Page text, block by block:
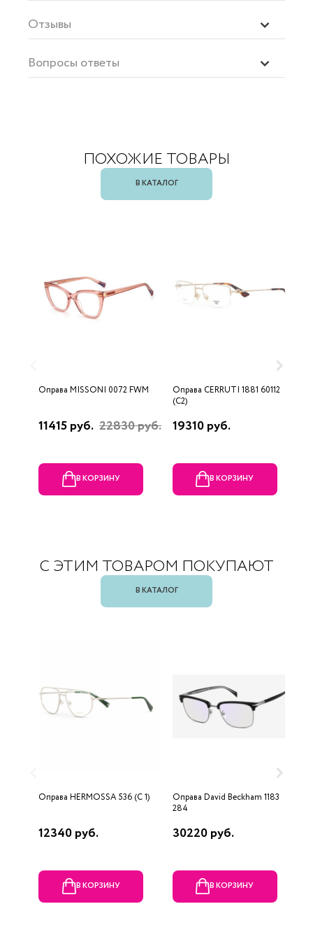
Отзывы
Вопросы ответы
ПОХОЖИЕ ТОВАРЫ
В КАТАЛОГ
Оправа MISSONI 0072 FWM
11415 руб. 22830 руб.
В КОРЗИНУ
Оправа CERRUTI 1881 60112
(C2)
19310 руб.
В КОРЗИНУ
С ЭТИМ ТОВАРОМ ПОКУПАЮТ
В КАТАЛОГ
Оправа HERMOSSA 536 (C 1)
12340 руб.
В КОРЗИНУ
Оправа David Beckham 1183
284
30220 руб.
В КОРЗИНУ